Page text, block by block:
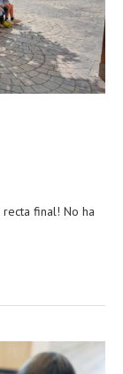
final! No ha